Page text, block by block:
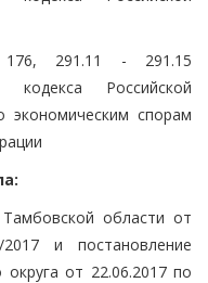
176, 291.11 - 291.15
кодекса Российской
экономическим спорам
области от
и постановление
от 22.06.2017 по